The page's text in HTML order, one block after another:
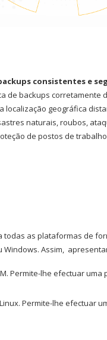
consistentes e
de backups
geográfica
naturais, roubos,
de postos de
as plataformas de
Assim,
Permite-lhe efectuar
Permite-lhe efectuar